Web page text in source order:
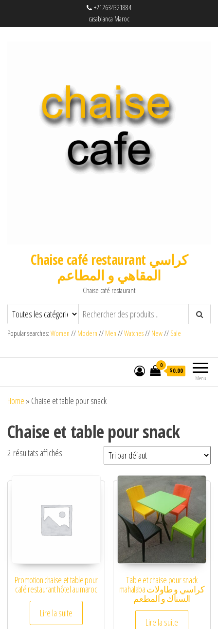
+212634321884
casablanca Maroc
Chaise café restaurant كراسي
المقاهي و المطاعم
Chaise café restaurant
Popular searches: Women // Modern // Men //Watches// New// Sale
Menu
0
$0.00
Home » Chaise et table pour snack
Chaise et table pour snack
2 résultats affichés
Promotion chaise et table pour
café restaurant hôtel au maroc
Lire la suite
Table et chaise pour snack
mahalaba كراسي و طاولات
السناك و المطعم
Lire la suite